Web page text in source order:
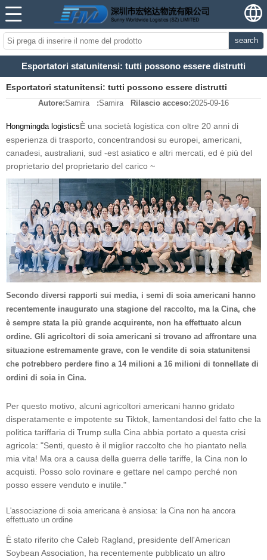
search
Esportatori statunitensi: tutti possono essere distrutti
Esportatori statunitensi: tutti possono essere distrutti
Autore:Samira :Samira Rilascio acceso:2025-09-16
Hongmingda logisticsÈ una società logistica con oltre 20 anni di
esperienza di trasporto, concentrandosi su europei, americani,
canadesi, australiani, sud -est asiatico e altri mercati, ed è più del
proprietario del proprietario del carico ~
Secondo diversi rapporti sui media, i semi di soia americani hanno
recentemente inaugurato una stagione del raccolto, ma la Cina, che
è sempre stata la più grande acquirente, non ha effettuato alcun
ordine. Gli agricoltori di soia americani si trovano ad affrontare una
situazione estremamente grave, con le vendite di soia statunitensi
che potrebbero perdere fino a 14 milioni a 16 milioni di tonnellate di
ordini di soia in Cina.
Per questo motivo, alcuni agricoltori americani hanno gridato
disperatamente e impotente su Tiktok, lamentandosi del fatto che la
politica tariffaria di Trump sulla Cina abbia portato a questa crisi
agricola: "Senti, questo è il miglior raccolto che ho piantato nella
mia vita! Ma ora a causa della guerra delle tariffe, la Cina non lo
acquisti. Posso solo rovinare e gettare nel campo perché non
posso essere venduto e inutile."
L'associazione di soia americana è ansiosa: la Cina non ha ancora
effettuato un ordine
È stato riferito che Caleb Ragland, presidente dell'American
Soybean Association, ha recentemente pubblicato un altro